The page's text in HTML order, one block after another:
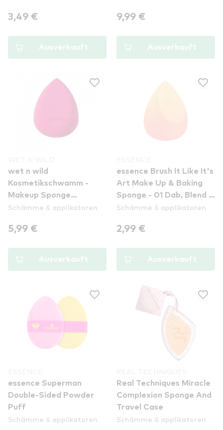
3,49 €
Ausverkauft
9,99 €
Ausverkauft
wet n wild
Kosmetikschwamm -
Makeup Sponge
Applicator (E776C)
Schämme & applikatoren
5,99 €
Ausverkauft
essence Brush It Like It's
Art Make Up & Baking
Sponge - 01 Dab, Blend &
Create Art
Schämme & applikatoren
2,99 €
Ausverkauft
essence Superman
Double-Sided Powder
Puff
Schämme & applikatoren
Real Techniques Miracle
Complexion Sponge And
Travel Case
Schämme & applikatoren